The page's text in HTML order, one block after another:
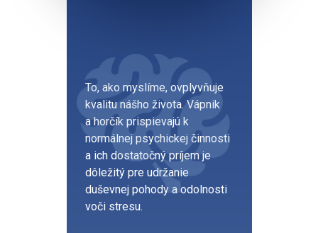
To, ako myslíme, ovplyvňuje
kvalitu nášho života. Vápnik
a horčík prispievajú k
normálnej psychickej činnosti
a ich dostatočný príjem je
dôležitý pre udržanie
duševnej pohody a odolnosti
voči stresu.